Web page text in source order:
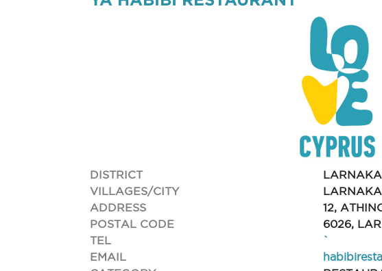
DISTRICT
LARNAKA
VILLAGES/CITY
ADDRESS
12,
POSTAL CODE
6026,
TEL
`
EMAIL